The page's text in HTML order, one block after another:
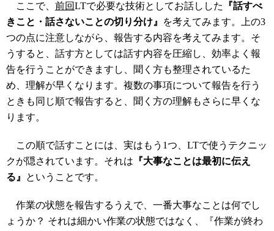
ここで、 前回LTで必要な技術としてお話しした
『話すべ
きこと・話さないことの切り分け』
を考えてみます。上の3
つの点に注意しながら、報告する内容を考えてみます。そ
うすると、話す方としては話す内容を圧縮し、効率よく報
告を行うことができますし、聞く方も整理されているた
め、理解が早くなります。複数の事項について報告を行う
ときも同じ順で報告すると、聞く方の理解もさらに早くな
ります。
この順で話すことには、実はもう1つ、LTで使うテクニッ
クが隠されています。それは 『大事なことは最初に伝え
る』
ということです。
作業の状態を報告するうえで、一番大事なことは何でし
ょうか？ それは細かい作業の状態ではなく、『作業が終わ